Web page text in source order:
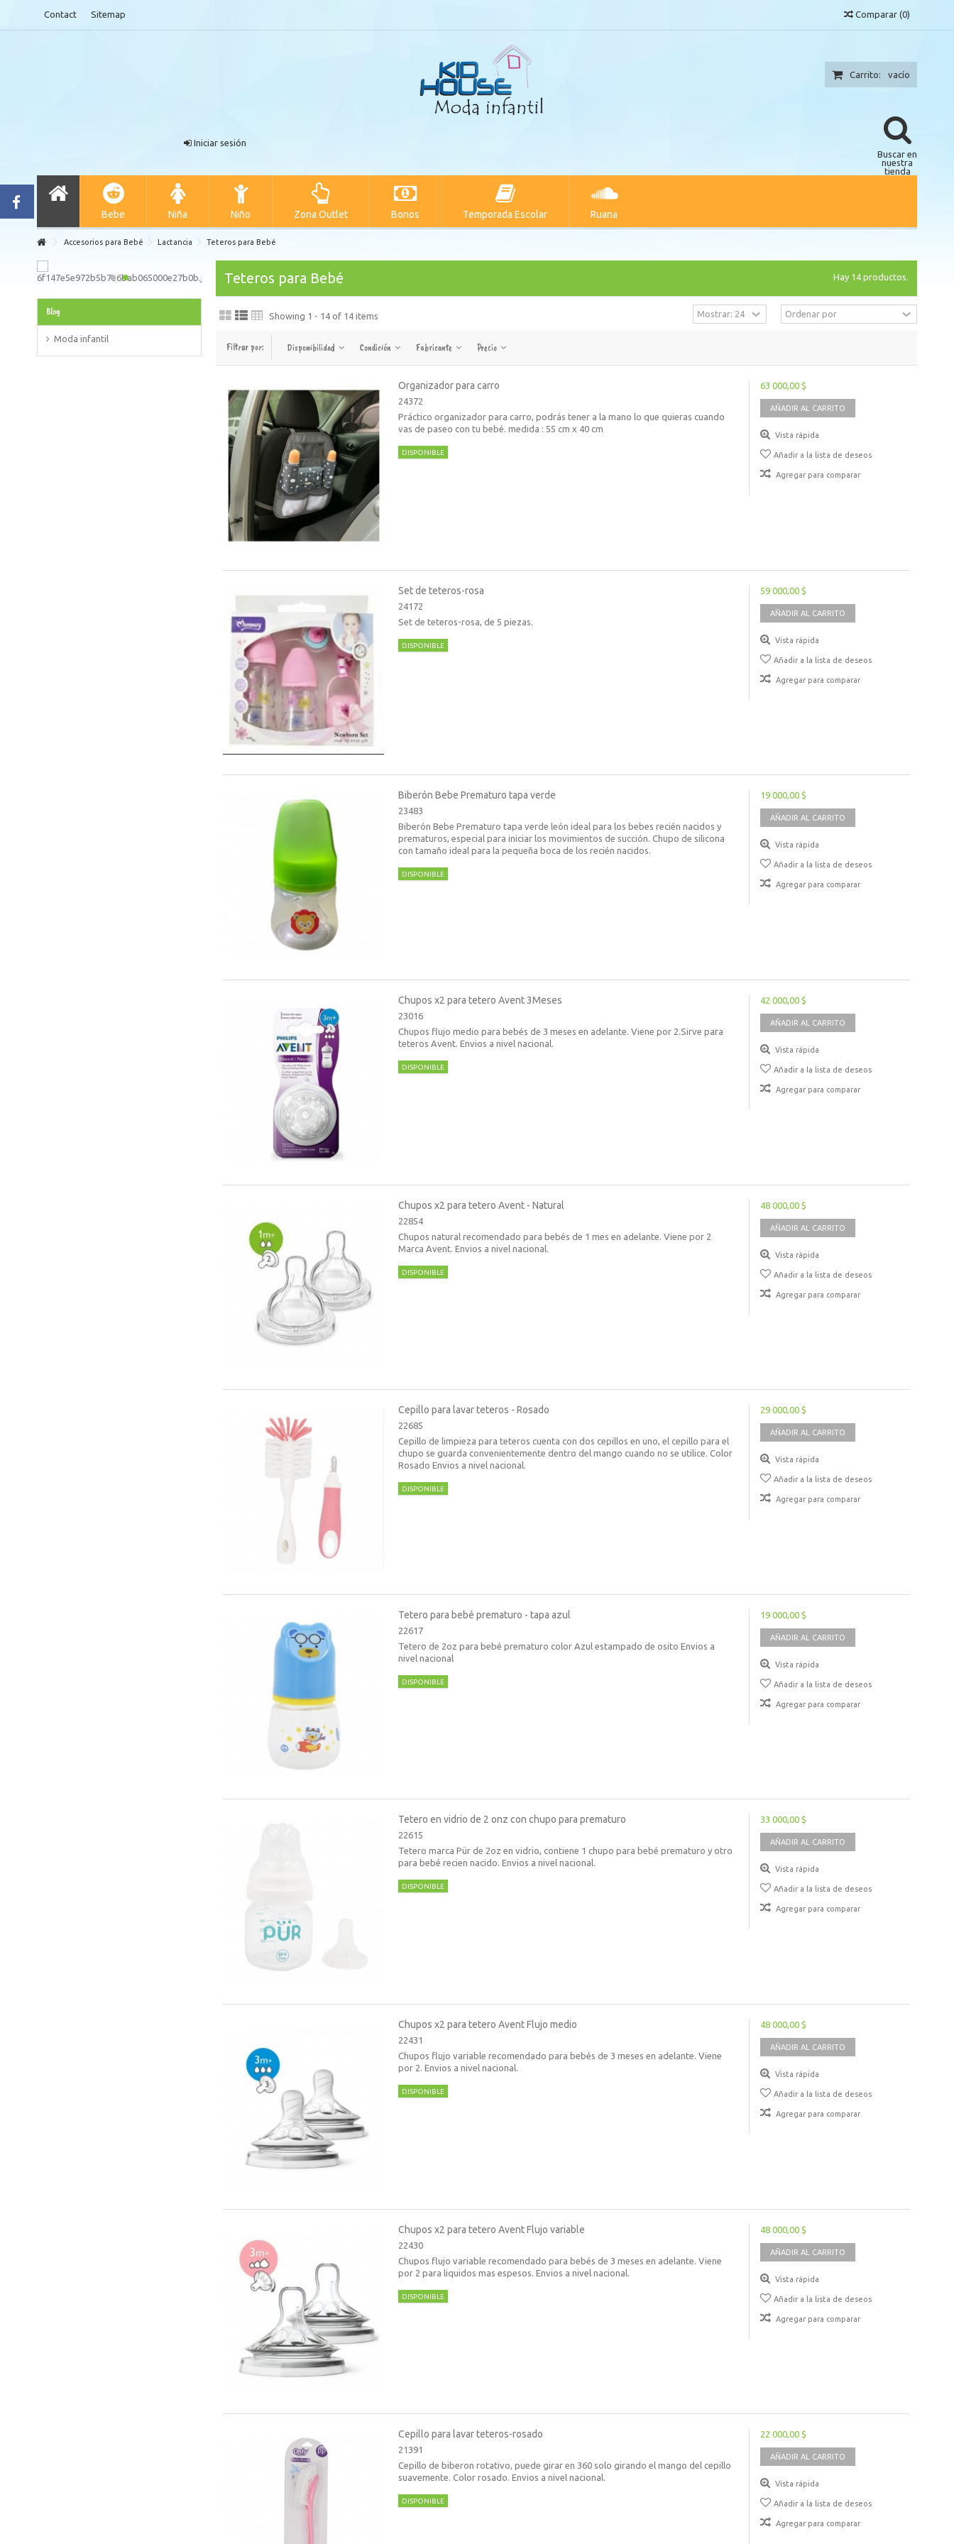
Contact Sitemap Comparar (0)
Carrito: vacío
Buscar en
nuestra
tienda
Iniciar sesión
Bebe Niña Niño Zona Outlet Bonos Temporada Escolar Ruana
Accesorios para Bebé Lactancia Teteros para Bebé
Teteros para Bebé Hay 14 productos.
Showing 1 - 14 of 14 items
Filtrar por: Disponibilidad Condición Fabricante Precio
Organizador para carro
24372
Práctico organizador para carro, podrás tener a la mano lo que quieras cuando
vas de paseo con tu bebé. medida : 55 cm x 40 cm
DISPONIBLE
63 000,00 $
AÑADIR AL CARRITO
Vista rápida
Añadir a la lista de deseos
Agregar para comparar
Set de teteros-rosa
24172
Set de teteros-rosa, de 5 piezas.
DISPONIBLE
59 000,00 $
AÑADIR AL CARRITO
Vista rápida
Añadir a la lista de deseos
Agregar para comparar
Biberón Bebe Prematuro tapa verde
23483
Biberón Bebe Prematuro tapa verde león ideal para los bebes recién nacidos y
prematuros, especial para iniciar los movimientos de succión. Chupo de silicona
con tamaño ideal para la pequeña boca de los recién nacidos.
DISPONIBLE
19 000,00 $
AÑADIR AL CARRITO
Vista rápida
Añadir a la lista de deseos
Agregar para comparar
Chupos x2 para tetero Avent 3Meses
23016
Chupos flujo medio para bebés de 3 meses en adelante. Viene por 2.Sirve para
teteros Avent. Envios a nivel nacional.
DISPONIBLE
42 000,00 $
AÑADIR AL CARRITO
Vista rápida
Añadir a la lista de deseos
Agregar para comparar
Chupos x2 para tetero Avent - Natural
22854
Chupos natural recomendado para bebés de 1 mes en adelante. Viene por 2
Marca Avent. Envios a nivel nacional.
DISPONIBLE
48 000,00 $
AÑADIR AL CARRITO
Vista rápida
Añadir a la lista de deseos
Agregar para comparar
Cepillo para lavar teteros - Rosado
22685
Cepillo de limpieza para teteros cuenta con dos cepillos en uno, el cepillo para el
chupo se guarda convenientemente dentro del mango cuando no se utilice. Color
Rosado Envios a nivel nacional.
DISPONIBLE
29 000,00 $
AÑADIR AL CARRITO
Vista rápida
Añadir a la lista de deseos
Agregar para comparar
Tetero para bebé prematuro - tapa azul
22617
Tetero de 2oz para bebé prematuro color Azul estampado de osito Envios a
nivel nacional
DISPONIBLE
19 000,00 $
AÑADIR AL CARRITO
Vista rápida
Añadir a la lista de deseos
Agregar para comparar
Tetero en vidrio de 2 onz con chupo para prematuro
22615
Tetero marca Pür de 2oz en vidrio, contiene 1 chupo para bebé prematuro y otro
para bebé recien nacido. Envios a nivel nacional.
DISPONIBLE
33 000,00 $
AÑADIR AL CARRITO
Vista rápida
Añadir a la lista de deseos
Agregar para comparar
Chupos x2 para tetero Avent Flujo medio
22431
Chupos flujo variable recomendado para bebés de 3 meses en adelante. Viene
por 2. Envios a nivel nacional.
DISPONIBLE
48 000,00 $
AÑADIR AL CARRITO
Vista rápida
Añadir a la lista de deseos
Agregar para comparar
Chupos x2 para tetero Avent Flujo variable
22430
Chupos flujo variable recomendado para bebés de 3 meses en adelante. Viene
por 2 para liquidos mas espesos. Envios a nivel nacional.
DISPONIBLE
48 000,00 $
AÑADIR AL CARRITO
Vista rápida
Añadir a la lista de deseos
Agregar para comparar
Cepillo para lavar teteros-rosado
21391
Cepillo de biberon rotativo, puede girar en 360 solo girando el mango del cepillo
suavemente. Color rosado. Envios a nivel nacional.
DISPONIBLE
22 000,00 $
AÑADIR AL CARRITO
Vista rápida
Añadir a la lista de deseos
Agregar para comparar
Blog
Moda infantil